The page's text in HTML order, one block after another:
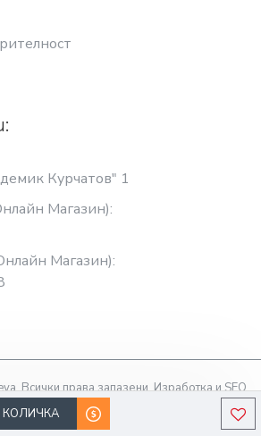
Курчатов" 1
Магазин):
Магазин):
Всички права запазени. Изработка и SEO
OptimiziraiMe.bg